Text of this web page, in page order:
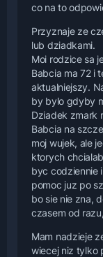
co na to
Przyznaje ze
lub dziadkami.
Moi rodzice sa
Babcia ma 72 i
aktualniejszy.
by bylo gdyby
Dziadek zmark
Babcia na
moj wujek, ale
ktorych
byc codziennie
pomoc juz po
bo sie nie zna,
czasem od
Mam nadzieje
wiecej niz tylko